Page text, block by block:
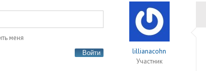
lillianacohn
Участник
меня
Войти